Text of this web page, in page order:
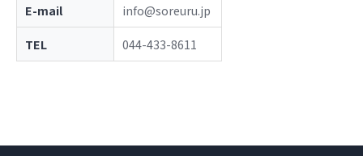
E-mail
info@soreuru.jp
TEL
044-433-8611